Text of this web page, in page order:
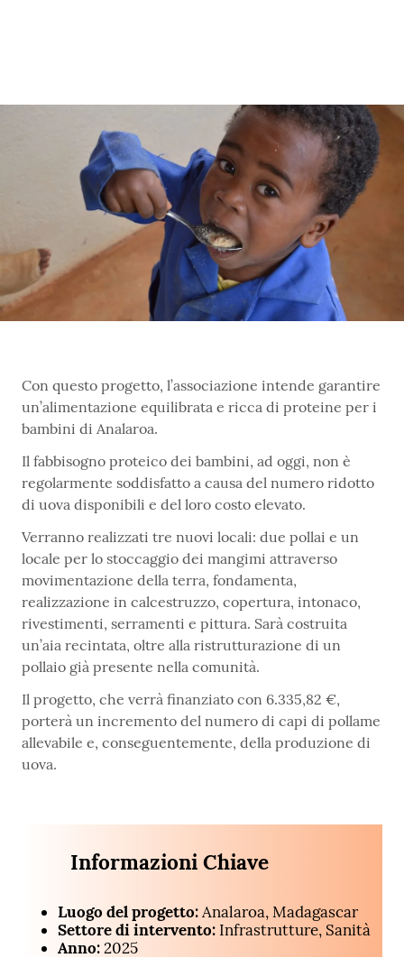
Con questo progetto, l’associazione intende garantire
un’alimentazione equilibrata e ricca di proteine per i
bambini di Analaroa.
Il fabbisogno proteico dei bambini, ad oggi, non è
regolarmente soddisfatto a causa del numero ridotto
di uova disponibili e del loro costo elevato.
Verranno realizzati tre nuovi locali: due pollai e un
locale per lo stoccaggio dei mangimi attraverso
movimentazione della terra, fondamenta,
realizzazione in calcestruzzo, copertura, intonaco,
rivestimenti, serramenti e pittura. Sarà costruita
un’aia recintata, oltre alla ristrutturazione di un
pollaio già presente nella comunità.
Il progetto, che verrà finanziato con 6.335,82 €,
porterà un incremento del numero di capi di pollame
allevabile e, conseguentemente, della produzione di
uova.
Informazioni Chiave
Luogo del progetto:Analaroa, Madagascar
Settore di intervento: Infrastrutture, Sanità
Anno:2025